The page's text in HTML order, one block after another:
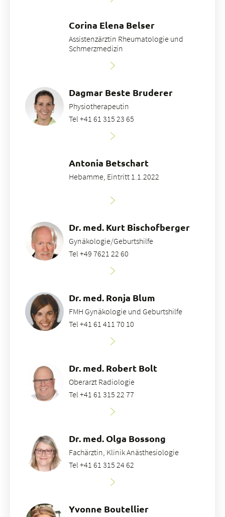
Corina Elena Belser
Assistenzärztin Rheumatologie und
Schmerzmedizin
Dagmar Beste Bruderer
Physiotherapeutin
Tel +41 61 315 23 65
Antonia Betschart
Hebamme, Eintritt 1.1.2022
Dr. med. Kurt Bischofberger
Gynäkologie/Geburtshilfe
Tel +49 7621 22 60
Dr. med. Ronja Blum
FMH Gynäkologie und Geburtshilfe
Tel +41 61 411 70 10
Dr. med. Robert Bolt
Oberarzt Radiologie
Tel +41 61 315 22 77
Dr. med. Olga Bossong
Fachärztin, Klinik Anästhesiologie
Tel +41 61 315 24 62
Yvonne Boutellier